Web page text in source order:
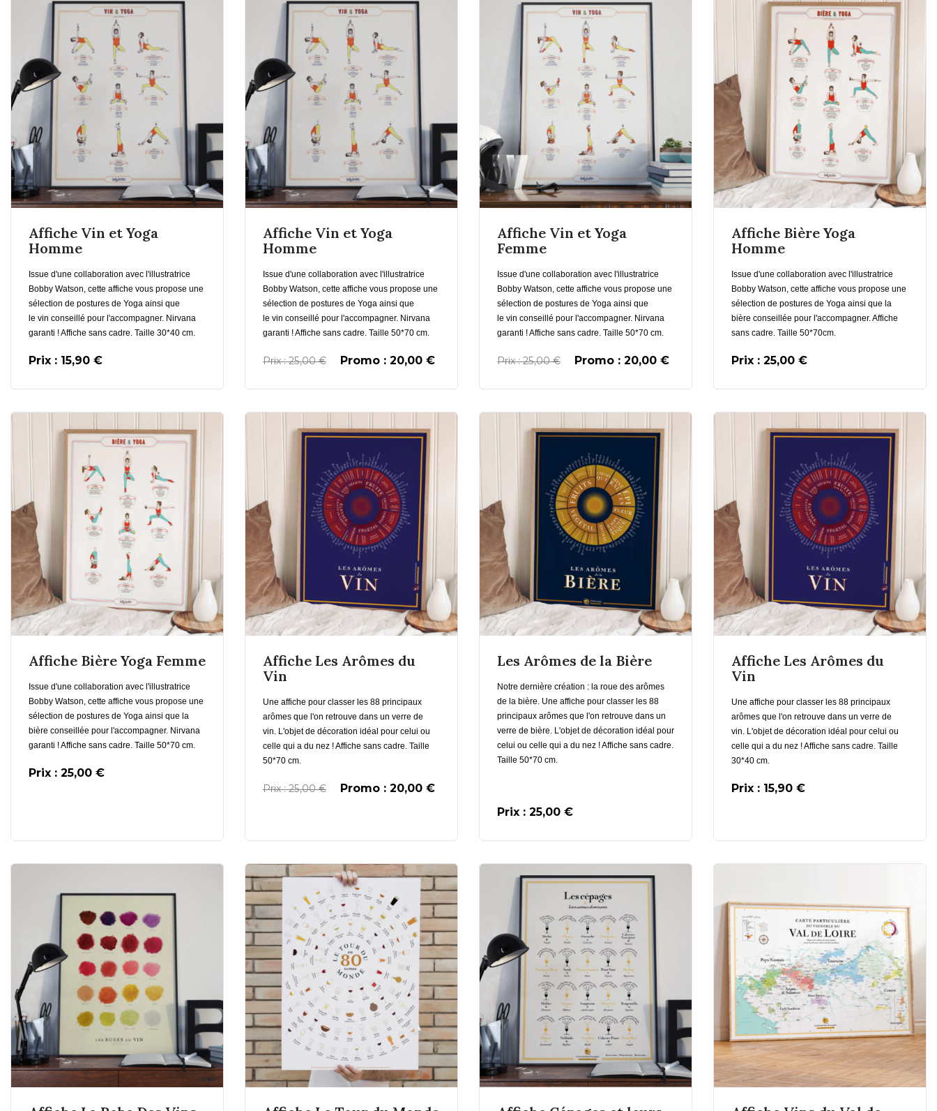
Affiche Vin et Yoga
Homme
Issue d'une collaboration avec l'illustratrice
Bobby Watson, cette affiche vous propose une
sélection de postures de Yoga ainsi que
le vin conseillé pour l'accompagner. Nirvana
garanti ! Affiche sans cadre. Taille 30*40 cm.
Prix : 15,90 €
En savoir plus
Affiche Vin et Yoga
Homme
Issue d'une collaboration avec l'illustratrice
Bobby Watson, cette affiche vous propose une
sélection de postures de Yoga ainsi que
le vin conseillé pour l'accompagner. Nirvana
garanti ! Affiche sans cadre. Taille 50*70 cm.
Prix : 25,00 € Promo : 20,00 €
En savoir plus
Affiche Vin et Yoga
Femme
Issue d'une collaboration avec l'illustratrice
Bobby Watson, cette affiche vous propose une
sélection de postures de Yoga ainsi que
le vin conseillé pour l'accompagner. Nirvana
garanti ! Affiche sans cadre. Taille 50*70 cm.
Prix : 25,00 € Promo : 20,00 €
En savoir plus
Affiche Bière Yoga
Homme
Issue d'une collaboration avec l'illustratrice
Bobby Watson, cette affiche vous propose une
sélection de postures de Yoga ainsi que la
bière conseillée pour l'accompagner. Affiche
sans cadre. Taille 50*70cm.
Prix : 25,00 €
En savoir plus
Ajouter au Panier
Affiche Bière Yoga Femme
Issue d'une collaboration avec l'illustratrice
Bobby Watson, cette affiche vous propose une
sélection de postures de Yoga ainsi que la
bière conseillée pour l'accompagner. Nirvana
garanti ! Affiche sans cadre. Taille 50*70 cm.
Prix : 25,00 €
En savoir plus
Affiche Les Arômes du
Vin
Une affiche pour classer les 88 principaux
arômes que l'on retrouve dans un verre de
vin. L'objet de décoration idéal pour celui ou
celle qui a du nez ! Affiche sans cadre. Taille
50*70 cm.
Prix : 25,00 € Promo : 20,00 €
En savoir plus
Les Arômes de la Bière
Notre dernière création : la roue des arômes
de la bière. Une affiche pour classer les 88
principaux arômes que l'on retrouve dans un
verre de bière. L'objet de décoration idéal pour
celui ou celle qui a du nez ! Affiche sans cadre.
Taille 50*70 cm.
Prix : 25,00 €
Affiche Les Arômes du
Vin
Une affiche pour classer les 88 principaux
arômes que l'on retrouve dans un verre de
vin. L'objet de décoration idéal pour celui ou
celle qui a du nez ! Affiche sans cadre. Taille
30*40 cm.
Prix : 15,90 €
En savoir plus
En savoir plus En savoir plus En savoir plus En savoir plus